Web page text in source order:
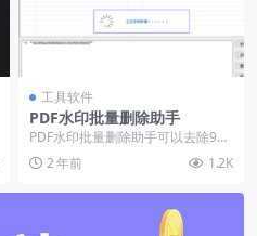
工具软件
PDF水印批量删除助手
PDF水印批量删除助手可以去除99.
9%的PDF水印。例如：XObject水
印（...2 年前 1.2K